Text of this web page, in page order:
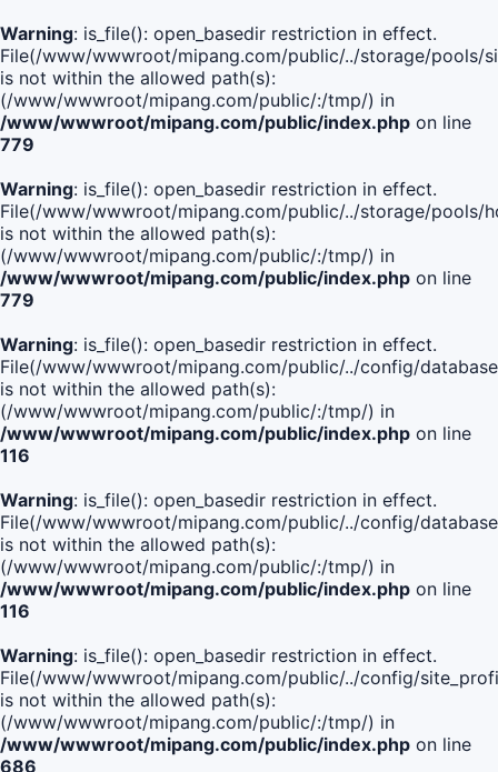
Warning: is_file(): open_basedir restriction in effect.
File(/www/wwwroot/mipang.com/public/../storage/pools/
is not within the allowed path(s):
(/www/wwwroot/mipang.com/public/:/tmp/) in
/www/wwwroot/mipang.com/public/index.php on line
779
Warning: is_file(): open_basedir restriction in effect.
File(/www/wwwroot/mipang.com/public/../storage/pools/
is not within the allowed path(s):
(/www/wwwroot/mipang.com/public/:/tmp/) in
/www/wwwroot/mipang.com/public/index.php on line
779
Warning: is_file(): open_basedir restriction in effect.
File(/www/wwwroot/mipang.com/public/../config/
is not within the allowed path(s):
(/www/wwwroot/mipang.com/public/:/tmp/) in
/www/wwwroot/mipang.com/public/index.php on line
116
Warning: is_file(): open_basedir restriction in effect.
File(/www/wwwroot/mipang.com/public/../config/
is not within the allowed path(s):
(/www/wwwroot/mipang.com/public/:/tmp/) in
/www/wwwroot/mipang.com/public/index.php on line
116
Warning: is_file(): open_basedir restriction in effect.
File(/www/wwwroot/mipang.com/public/../config/
is not within the allowed path(s):
(/www/wwwroot/mipang.com/public/:/tmp/) in
/www/wwwroot/mipang.com/public/index.php on line
686